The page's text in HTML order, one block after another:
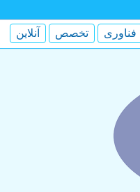
فناوری تخصص آنلاین